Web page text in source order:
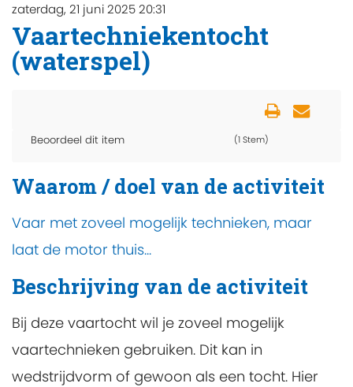
zaterdag, 21 juni 2025 20:31
Vaartechniekentocht
(waterspel)
Beoordeel dit item (1 Stem)
Waarom / doel van de activiteit
Vaar met zoveel mogelijk technieken, maar
laat de motor thuis...
Beschrijving van de activiteit
Bij deze vaartocht wil je zoveel mogelijk
vaartechnieken gebruiken. Dit kan in
wedstrijdvorm of gewoon als een tocht. Hier